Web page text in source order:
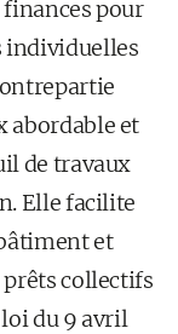
pour
individuelles
abordable et
de travaux
Elle facilite
et
collectifs
du 9 avril